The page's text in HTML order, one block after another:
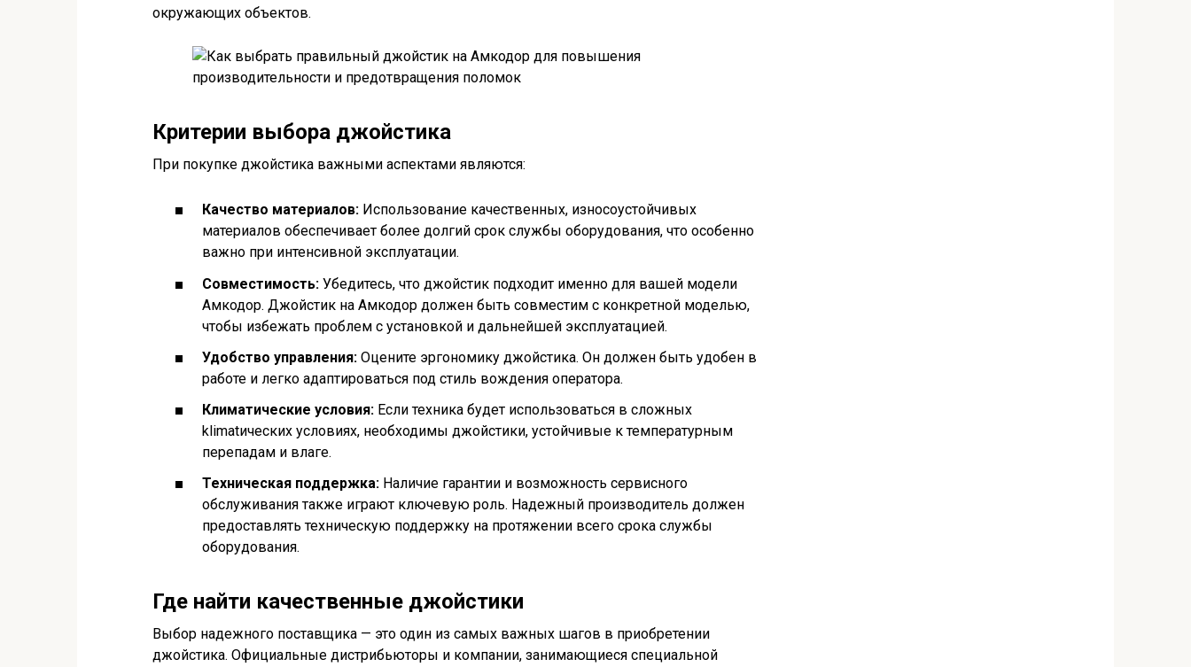
окружающих объектов.
Критерии выбора джойстика
При покупке джойстика важными аспектами являются:
Качество материалов: Использование качественных, износоустойчивых
материалов обеспечивает более долгий срок службы оборудования, что особенно
важно при интенсивной эксплуатации.
Совместимость: Убедитесь, что джойстик подходит именно для вашей модели
Амкодор. Джойстик на Амкодор должен быть совместим с конкретной моделью,
чтобы избежать проблем с установкой и дальнейшей эксплуатацией.
Удобство управления: Оцените эргономику джойстика. Он должен быть удобен в
работе и легко адаптироваться под стиль вождения оператора.
Климатические условия: Если техника будет использоваться в сложных
klimatических условиях, необходимы джойстики, устойчивые к температурным
перепадам и влаге.
Техническая поддержка: Наличие гарантии и возможность сервисного
обслуживания также играют ключевую роль. Надежный производитель должен
предоставлять техническую поддержку на протяжении всего срока службы
оборудования.
Где найти качественные джойстики
Выбор надежного поставщика — это один из самых важных шагов в приобретении
джойстика. Официальные дистрибьюторы и компании, занимающиеся специальной